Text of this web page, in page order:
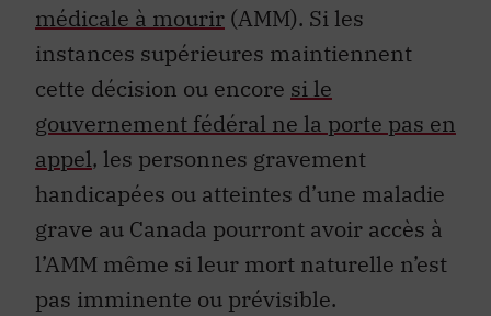
médicale à mourir (AMM). Si les
instances supérieures maintiennent
cette décision ou encore si le
gouvernement fédéral ne la porte pas en
appel, les personnes gravement
handicapées ou atteintes d’une maladie
grave au Canada pourront avoir accès à
l’AMM même si leur mort naturelle n’est
pas imminente ou prévisible.